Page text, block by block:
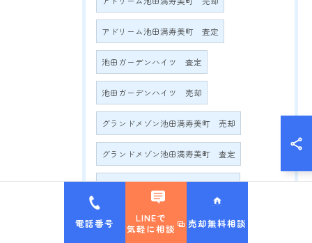
アドリーム池田満寿美町 査定
池田ガーデンハイツ 査定
池田ガーデンハイツ 売却
グランドメゾン池田満寿美町 売却
グランドメゾン池田満寿美町 査定
グランドメゾン満寿美町2016 売却
グランドメゾン満寿美町2016 査定
電話番号
LINEで
気軽に相談
売却無料相談